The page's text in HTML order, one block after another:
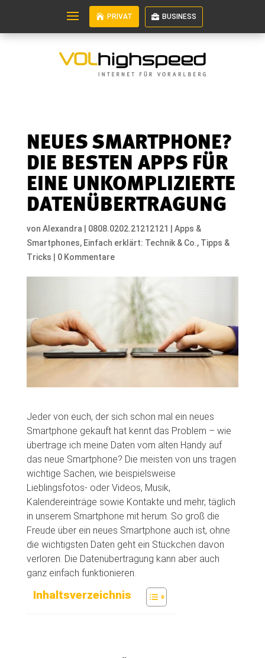
PRIVAT BUSINESS
NEUES SMARTPHONE?
DIE BESTEN APPS FÜR
EINE UNKOMPLIZIERTE
DATENÜBERTRAGUNG
von Alexandra 0808.0202.21212121
Apps &
Smartphones, Einfach erklärt: Technik & Co., Tipps &
Tricks
0 Kommentare
Jeder von euch, der sich schon mal ein neues
Smartphone gekauft hat kennt das Problem – wie
übertrage ich meine Daten vom alten Handy auf
das neue Smartphone? Die meisten von uns tragen
wichtige Sachen, wie beispielsweise
Lieblingsfotos- oder Videos, Musik,
Kalendereinträge sowie Kontakte und mehr, täglich
in unserem Smartphone mit herum. So groß die
Freude über ein neues Smartphone auch ist, ohne
die wichtigsten Daten geht ein Stückchen davon
verloren. Die Datenübertragung kann aber auch
ganz einfach funktionieren.
Inhaltsverzeichnis